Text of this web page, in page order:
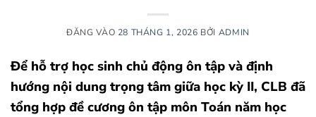
ĐĂNG VÀO 28 THÁNG 1, 2026 BỞI ADMIN
Để hỗ trợ học sinh chủ động ôn tập và định
hướng nội dung trọng tâm giữa học kỳ II, CLB đã
tổng hợp đề cương ôn tập môn Toán năm học